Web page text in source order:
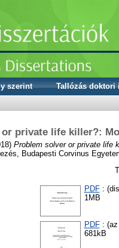
szerint Tallózás doktori
private life killer?:
Problem solver or private life
Budapesti Corvinus
PDF:
1MB
PDF: (az
681kB